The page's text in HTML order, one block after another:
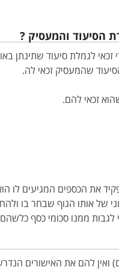
הסיעוד והמעסיק ?
לגמלת סיעוד שתינתן
שהמעסיק זכאי לה.
זכאי להם.
את הכספים המגיעים לו
של אותו הגוף שבחר בו
ממנו סכומי כסף